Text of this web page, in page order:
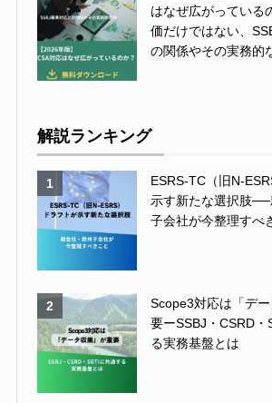
はなぜ広がってい
価だけではない、
の関係やその実務
解説ランキング
1
ESRS-TC（旧N-
示す新たな選択肢──
子会社が今整理すべ
2
Scope3対応は「デ
要ーSSBJ・CSRD・
る実務基盤とは